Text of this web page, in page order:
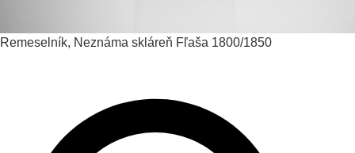
Remeselník, Neznáma skláreň Fľaša 1800/1850